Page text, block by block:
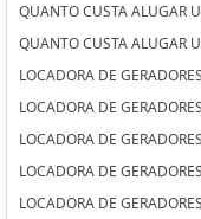
QUANTO CUSTA ALUGAR
QUANTO CUSTA ALUGAR
LOCADORA DE
LOCADORA DE
LOCADORA DE
LOCADORA DE
LOCADORA DE